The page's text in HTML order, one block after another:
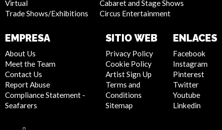
Virtual
Trade Shows/Exhibitions
Cabaret and Stage Shows
Circus Entertainment
EMPRESA
About Us
Meet the Team
Contact Us
Report Abuse
Compliance Statement -
Seafarers
SITIO WEB
Privacy Policy
Cookie Policy
Artist Sign Up
Terms and
Conditions
Sitemap
ENLACES
Facebook
Instagram
Pinterest
Twitter
Youtube
Linkedin